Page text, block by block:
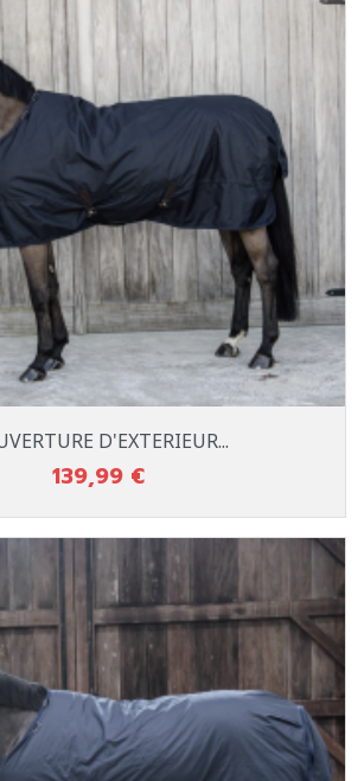
D'EXTERIEUR...
Prix
139,99 €